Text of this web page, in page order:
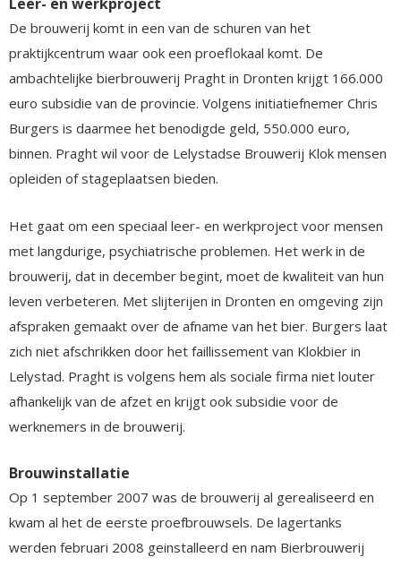
De brouwerij komt in een van de schuren van het
praktijkcentrum waar ook een proeflokaal komt. De
ambachtelijke bierbrouwerij Praght in Dronten krijgt 166.000
euro subsidie van de provincie. Volgens initiatiefnemer Chris
Burgers is daarmee het benodigde geld, 550.000 euro,
binnen. Praght wil voor de Lelystadse Brouwerij Klok mensen
opleiden of stageplaatsen bieden.
Het gaat om een speciaal leer- en werkproject voor mensen
met langdurige, psychiatrische problemen. Het werk in de
brouwerij, dat in december begint, moet de kwaliteit van hun
leven verbeteren. Met slijterijen in Dronten en omgeving zijn
afspraken gemaakt over de afname van het bier. Burgers laat
zich niet afschrikken door het faillissement van Klokbier in
Lelystad. Praght is volgens hem als sociale firma niet louter
afhankelijk van de afzet en krijgt ook subsidie voor de
werknemers in de brouwerij.
Brouwinstallatie
Op 1 september 2007 was de brouwerij al gerealiseerd en
kwam al het de eerste proefbrouwsels. De lagertanks
werden februari 2008 geinstalleerd en nam Bierbrouwerij